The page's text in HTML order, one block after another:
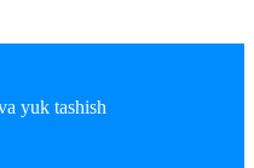
yuk tashish